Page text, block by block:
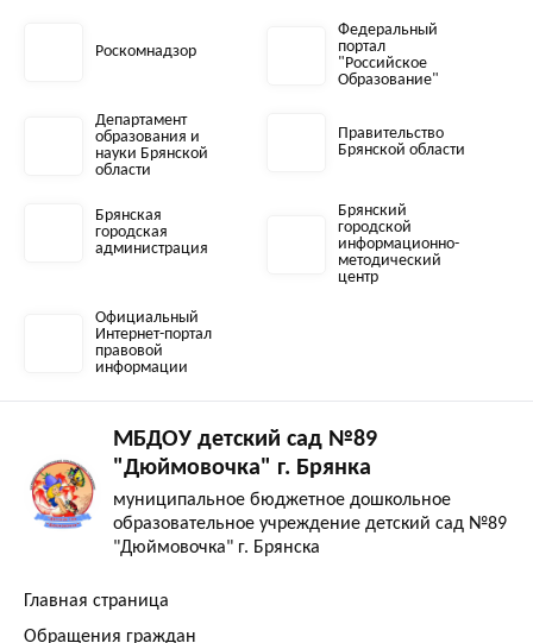
Роскомнадзор
Федеральный
портал
"Российское
Образование"
Департамент
образования и
науки Брянской
области
Правительство
Брянской области
Брянская
городская
администрация
Брянский
городской
информационно-
методический
центр
Официальный
Интернет-портал
правовой
информации
МБДОУ детский сад №89
"Дюймовочка" г. Брянка
муниципальное бюджетное дошкольное
образовательное учреждение детский сад №89
"Дюймовочка" г. Брянска
Главная страница
Обращения граждан